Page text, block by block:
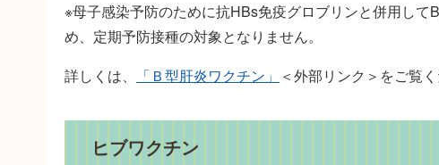
※母子感染予防のために抗HBs免疫グロブリンと併用し
め、定期予防接種の対象となりません。
詳しくは、
「Ｂ型肝炎ワクチン」 ＜外部リンク＞ をご覧く
ヒブワクチン